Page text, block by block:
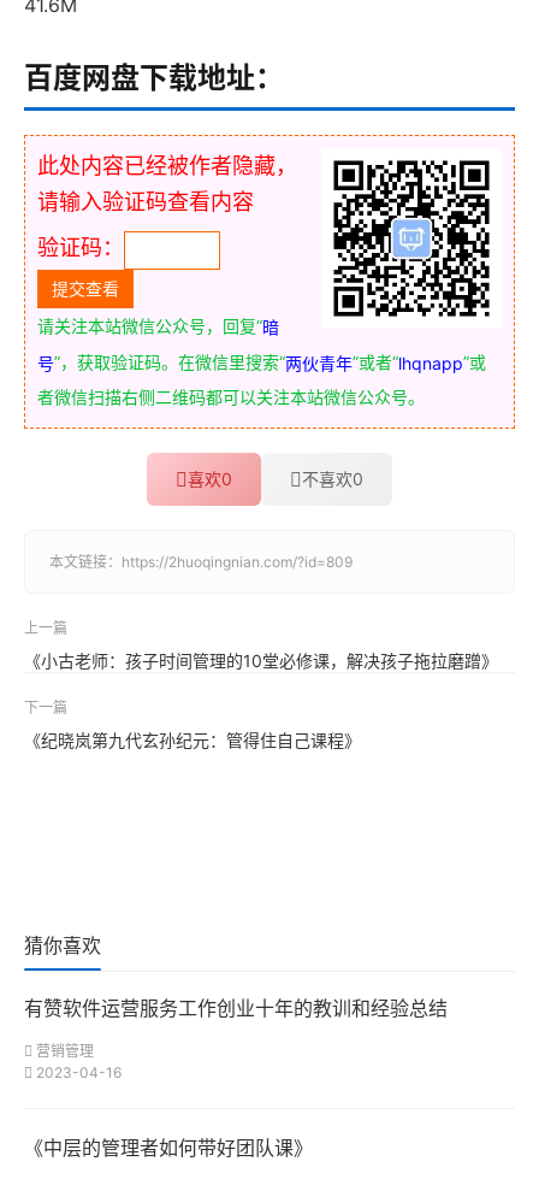
41.6M
百度网盘下载地址：
此处内容已经被作者隐藏，
请输入验证码查看内容
验证码：
请关注本站微信公众号，回复“暗
号”，获取验证码。在微信里搜索“两伙青年”或者“lhqnapp”或
者微信扫描右侧二维码都可以关注本站微信公众号。
喜欢0 不喜欢0
本文链接： https://2huoqingnian.com/?id=809
上一篇
《小古老师：孩子时间管理的10堂必修课，解决孩子拖拉磨蹭》
下一篇
《纪晓岚第九代玄孙纪元：管得住自己课程》
猜你喜欢
有赞软件运营服务工作创业十年的教训和经验总结
营销管理
2023-04-16
《中层的管理者如何带好团队课》